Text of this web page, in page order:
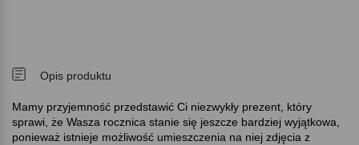
Opis produktu
Mamy przyjemność przedstawić Ci niezwykły prezent, który
sprawi, że Wasza rocznica stanie się jeszcze bardziej wyjątkowa,
ponieważ istnieje możliwość umieszczenia na niej zdjęcia z